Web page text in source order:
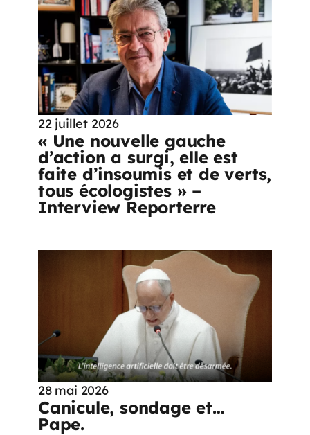
22 juillet 2026
« Une nouvelle gauche
d’action a surgi, elle est
faite d’insoumis et de verts,
tous écologistes » –
Interview Reporterre
28 mai 2026
Canicule, sondage et…
Pape.